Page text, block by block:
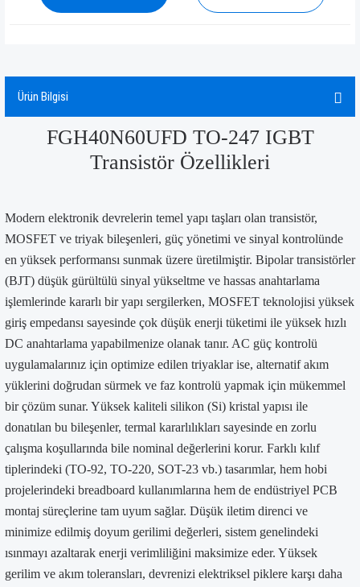
Ürün Bilgisi
FGH40N60UFD TO-247 IGBT
Transistör Özellikleri
Modern elektronik devrelerin temel yapı taşları olan transistör,
MOSFET ve triyak bileşenleri, güç yönetimi ve sinyal kontrolünde
en yüksek performansı sunmak üzere üretilmiştir. Bipolar transistörler
(BJT) düşük gürültülü sinyal yükseltme ve hassas anahtarlama
işlemlerinde kararlı bir yapı sergilerken, MOSFET teknolojisi yüksek
giriş empedansı sayesinde çok düşük enerji tüketimi ile yüksek hızlı
DC anahtarlama yapabilmenize olanak tanır. AC güç kontrolü
uygulamalarınız için optimize edilen triyaklar ise, alternatif akım
yüklerini doğrudan sürmek ve faz kontrolü yapmak için mükemmel
bir çözüm sunar. Yüksek kaliteli silikon (Si) kristal yapısı ile
donatılan bu bileşenler, termal kararlılıkları sayesinde en zorlu
çalışma koşullarında bile nominal değerlerini korur. Farklı kılıf
tiplerindeki (TO-92, TO-220, SOT-23 vb.) tasarımlar, hem hobi
projelerindeki breadboard kullanımlarına hem de endüstriyel PCB
montaj süreçlerine tam uyum sağlar. Düşük iletim direnci ve
minimize edilmiş doyum gerilimi değerleri, sistem genelindeki
ısınmayı azaltarak enerji verimliliğini maksimize eder. Yüksek
gerilim ve akım toleransları, devrenizi elektriksel piklere karşı daha